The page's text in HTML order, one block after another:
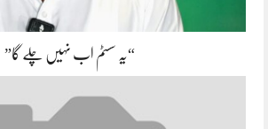
“یہ سسٹم اب نہیں چلے گا”